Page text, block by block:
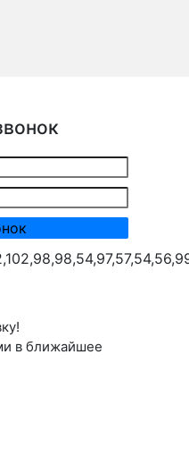
в ближайшее